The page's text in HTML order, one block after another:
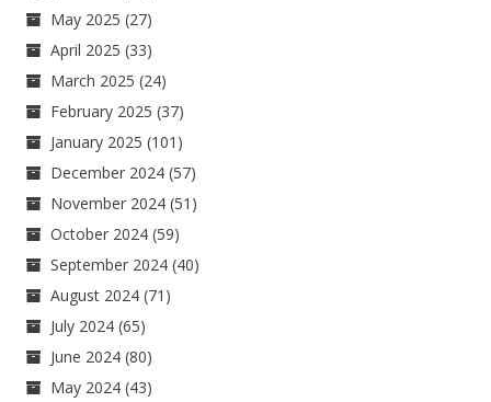
May 2025 (27)
April 2025 (33)
March 2025 (24)
February 2025 (37)
January 2025 (101)
December 2024 (57)
November 2024 (51)
October 2024 (59)
September 2024 (40)
August 2024 (71)
July 2024 (65)
June 2024 (80)
May 2024 (43)